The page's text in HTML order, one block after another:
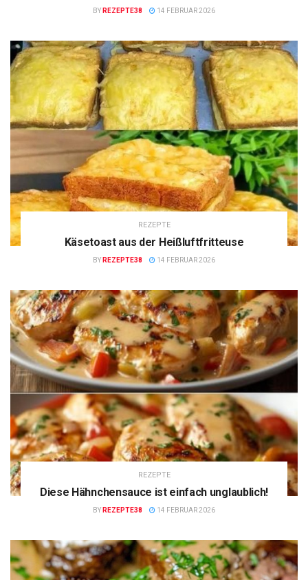
BY REZEPTE38 14 FEBRUAR 2026
REZEPTE
Käsetoast aus der Heißluftfritteuse
BY REZEPTE38 14 FEBRUAR 2026
REZEPTE
Diese Hähnchensauce ist einfach unglaublich!
BY REZEPTE38 14 FEBRUAR 2026